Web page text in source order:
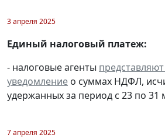
3 апреля 2025
Единый налоговый платеж:
- налоговые агенты представляют
уведомление о суммах НДФЛ,
удержанных за период с 23 по 31
7 апреля 2025